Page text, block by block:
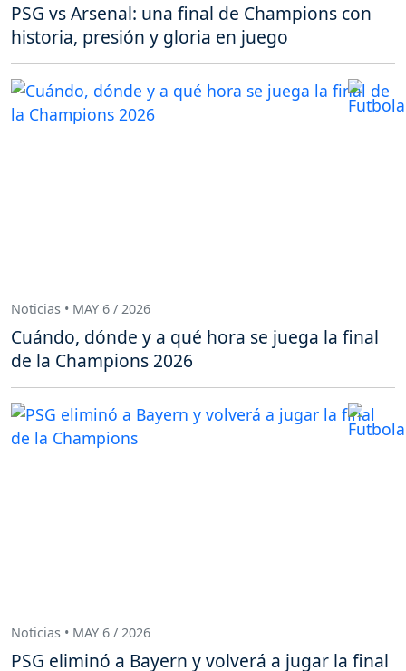
PSG vs Arsenal: una final de Champions con
historia, presión y gloria en juego
Noticias • MAY 6 / 2026
Cuándo, dónde y a qué hora se juega la final
de la Champions 2026
Noticias • MAY 6 / 2026
PSG eliminó a Bayern y volverá a jugar la final